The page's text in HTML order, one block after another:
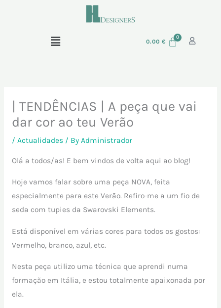
Menu 0.00 €
| TENDÊNCIAS | A peça que vai
dar cor ao teu Verão
/ Actualidades/ By Administrador
Olá a todos/as! E bem vindos de volta aqui ao blog!
Hoje vamos falar sobre uma peça NOVA, feita
especialmente para este Verão. Refiro-me a um fio de
seda com tupies da Swarovski Elements.
Está disponível em várias cores para todos os gostos:
Vermelho, branco, azul, etc.
Nesta peça utilizo uma técnica que aprendi numa
formação em Itália, e estou totalmente apaixonada por
ela.